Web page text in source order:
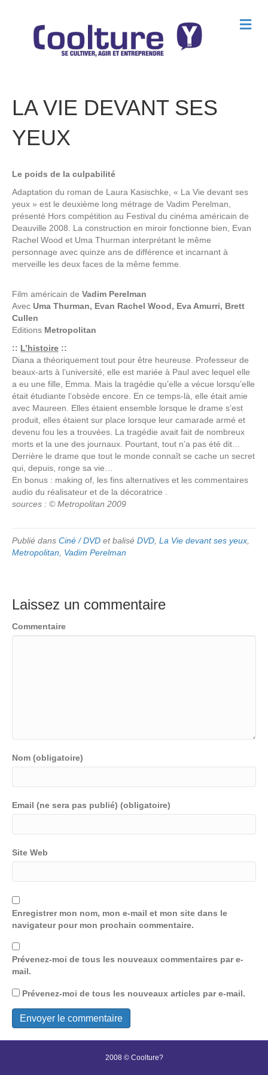
M
e
LA VIE DEVANT SES
YEUX
Le poids de la culpabilité
Adaptation du roman de Laura Kasischke, « La Vie devant ses
yeux » est le deuxième long métrage de Vadim Perelman,
présenté Hors compétition au Festival du cinéma américain de
Deauville 2008. La construction en miroir fonctionne bien, Evan
Rachel Wood et Uma Thurman interprétant le même
personnage avec quinze ans de différence et incarnant à
merveille les deux faces de la même femme.
Film américain de Vadim Perelman
Avec Uma Thurman, Evan Rachel Wood, Eva Amurri, Brett
Cullen
Editions Metropolitan
:: L’histoire ::
Diana a théoriquement tout pour être heureuse. Professeur de
beaux-arts à l’université, elle est mariée à Paul avec lequel elle
a eu une fille, Emma. Mais la tragédie qu’elle a vécue lorsqu’elle
était étudiante l’obsède encore. En ce temps-là, elle était amie
avec Maureen. Elles étaient ensemble lorsque le drame s’est
produit, elles étaient sur place lorsque leur camarade armé et
devenu fou les a trouvées. La tragédie avait fait de nombreux
morts et la une des journaux. Pourtant, tout n’a pas été dit…
Derrière le drame que tout le monde connaît se cache un secret
qui, depuis, ronge sa vie…
En bonus : making of, les fins alternatives et les commentaires
audio du réalisateur et de la décoratrice .
sources : © Metropolitan 2009
Publié dans Ciné / DVD et balisé DVD La Vie devant ses yeux
Metropolitan
Vadim Perelman
Laissez un commentaire
Commentaire
Nom (obligatoire)
Email (ne sera pas publié) (obligatoire)
Site Web
Enregistrer mon nom, mon e-mail et mon site dans le
navigateur pour mon prochain commentaire.
Prévenez-moi de tous les nouveaux commentaires par e-
mail.
Prévenez-moi de tous les nouveaux articles par e-mail.
2008 © Coolture?